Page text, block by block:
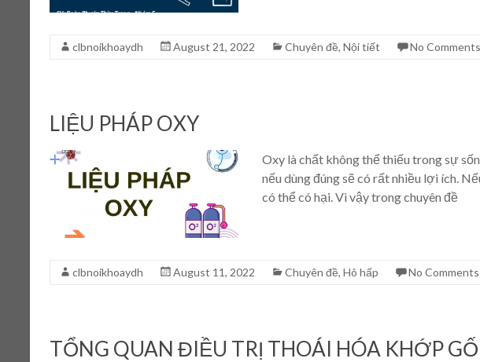
clbnoikhoaydh August 21, 2022 Chuyên đề, Nội tiết No Comments
LIỆU PHÁP OXY
Oxy là chất không thể thiếu trong sự
nếu dùng đúng sẽ có rất nhiều lợi ích.
có thể có hại. Vì vậy trong chuyên đề
clbnoikhoaydh August 11, 2022 Chuyên đề, Hô hấp No Comments
TỔNG QUAN ĐIỀU TRỊ THOÁI HÓA KHỚP